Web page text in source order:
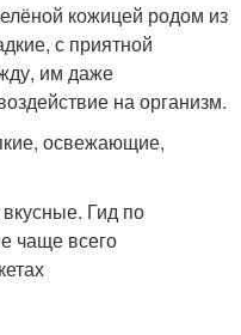
кожицей родом из
с приятной
им даже
на организм.
освежающие,